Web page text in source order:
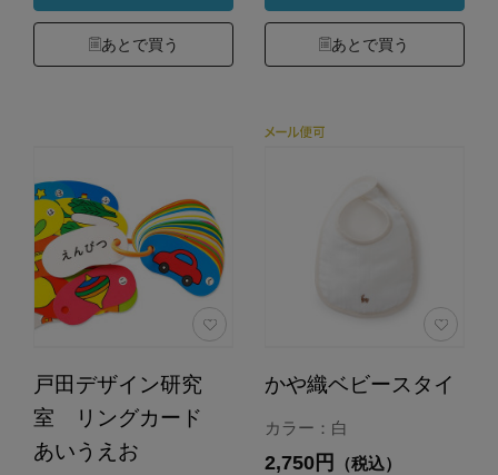
あとで買う あとで買う
戸田デザイン研究
室 リングカード
あいうえお
かや織ベビースタイ
カラー：白
2,750円 （税込）